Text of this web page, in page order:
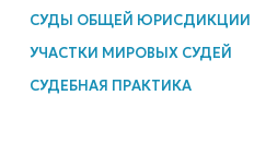
СУДЫ ОБЩЕЙ ЮРИСДИКЦИИ
УЧАСТКИ МИРОВЫХ СУДЕЙ
СУДЕБНАЯ ПРАКТИКА